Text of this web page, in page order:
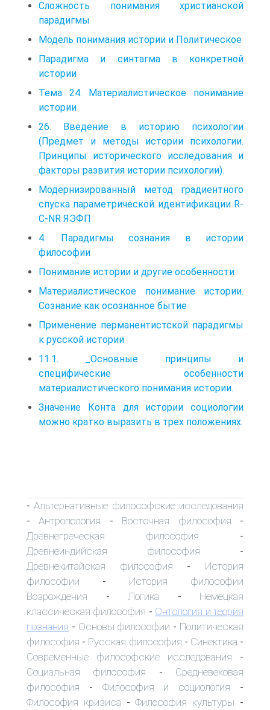
Сложность понимания христианской
парадигмы
Модель понимания истории и Политическое
Парадигма и синтагма в конкретной
истории
Тема 24. Материалистическое понимание
истории
26. Введение в историю психологии
(Предмет и методы истории психологии.
Принципы исторического исследования и
факторы развития истории психологии).
Модернизированный метод градиентного
спуска параметрической идентификации R-
C-NR ЯЭФП
4. Парадигмы сознания в истории
философии
Понимание истории и другие особенности
Материалистическое понимание истории.
Сознание как осознанное бытие
Применение перманентистской парадигмы
к русской истории
11.1. _Основные принципы и
специфические особенности
материалистического понимания истории.
Значение Конта для истории социологии
можно кратко выразить в трех положениях.
-Альтернативные философские исследования
-Антропология - Восточная философия -
Древнегреческая философия -
Древнеиндийская философия -
Древнекитайская философия - История
философии - История философии
Возрождения - Логика - Немецкая
классическая философия - Онтология и теория
познания - Основы философии - Политическая
философия - Русская философия - Синектика -
Современные философские исследования -
Социальная философия - Средневековая
философия - Философия и социология -
Философия кризиса -Философия культуры -